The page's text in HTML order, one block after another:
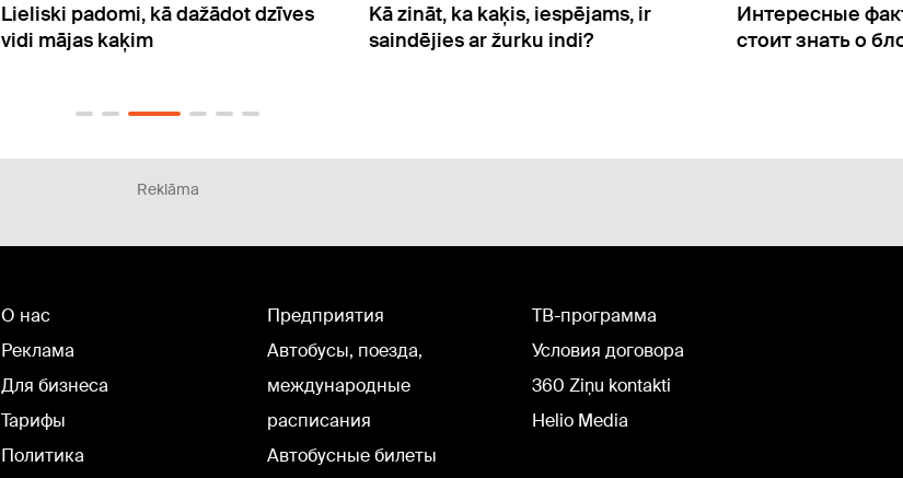
Lieliski padomi, kā dažādot dzīves
vidi mājas kaķim
Kā zināt, ka kaķis, iespējams, ir
saindējies ar žurku indi?
Интересные
стоит знать о
Reklāma
О нас
Реклама
Для бизнеса
Тарифы
Политика
Предприятия
Автобусы, поезда,
международные
расписания
Автобусные билеты
TВ-программа
Условия договора
360 Ziņu kontakti
Helio Media